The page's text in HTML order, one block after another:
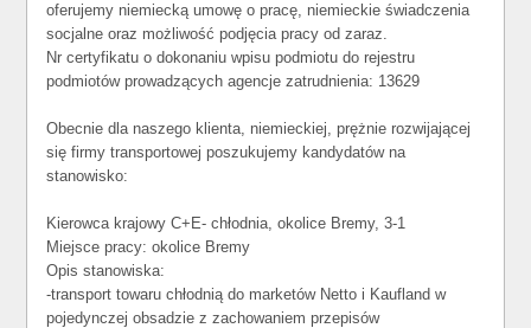
oferujemy niemiecką umowę o pracę, niemieckie świadczenia
socjalne oraz możliwość podjęcia pracy od zaraz.
Nr certyfikatu o dokonaniu wpisu podmiotu do rejestru
podmiotów prowadzących agencje zatrudnienia: 13629
Obecnie dla naszego klienta, niemieckiej, prężnie rozwijającej
się firmy transportowej poszukujemy kandydatów na
stanowisko:
Kierowca krajowy C+E- chłodnia, okolice Bremy, 3-1
Miejsce pracy: okolice Bremy
Opis stanowiska:
-transport towaru chłodnią do marketów Netto i Kaufland w
pojedynczej obsadzie z zachowaniem przepisów